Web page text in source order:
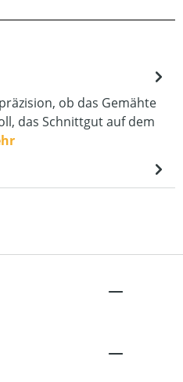
ob das Gemähte
das Schnittgut auf dem